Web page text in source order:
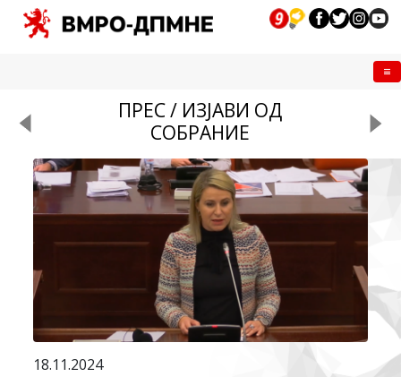
ПРЕС / ИЗЈАВИ ОД
СОБРАНИЕ
18.11.2024